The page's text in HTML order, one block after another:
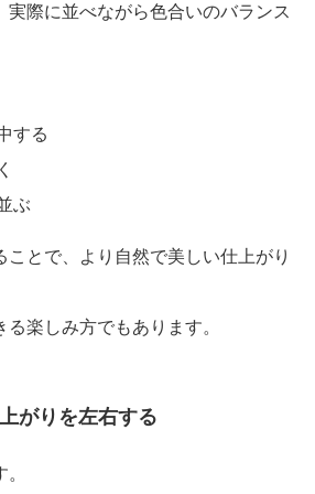
実際に並べながら色合いのバランス
する
ぶ
ことで、より自然で美しい仕上がり
楽しみ方でもあります。
がりを左右する